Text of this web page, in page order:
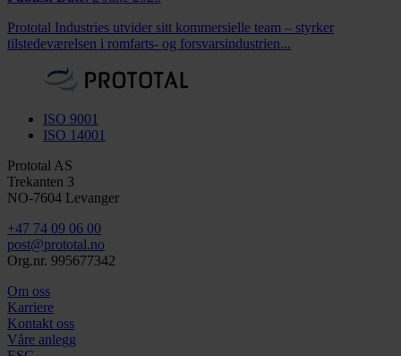
Prototal Industries utvider sitt kommersielle team – styrker
tilstedeværelsen i romfarts- og forsvarsindustrien...
ISO 9001
ISO 14001
Prototal AS
Trekanten 3
NO-7604 Levanger
+47 74 09 06 00
post@prototal.no
Org.nr. 995677342
Om oss
Karriere
Kontakt oss
Våre anlegg